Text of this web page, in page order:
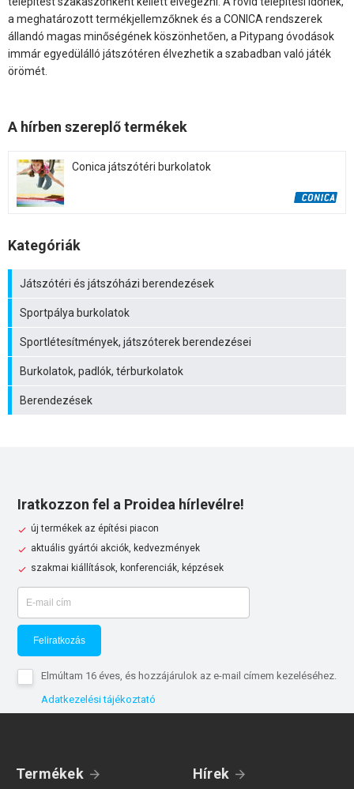
a meghatározott termékjellemzőknek és a CONICA rendszerek
állandó magas minőségének köszönhetően, a Pitypang óvodások
immár egyedülálló játszótéren élvezhetik a szabadban való játék
örömét.
A hírben szereplő termékek
Conica játszótéri burkolatok
Kategóriák
Játszótéri és játszóházi berendezések
Sportpálya burkolatok
Sportlétesítmények, játszóterek berendezései
Burkolatok, padlók, térburkolatok
Berendezések
Iratkozzon fel a Proidea hírlevélre!
új termékek az építési piacon
aktuális gyártói akciók, kedvezmények
szakmai kiállítások, konferenciák, képzések
Feliratkozás
Elmúltam 16 éves, és hozzájárulok az e-mail címem kezeléséhez.
Adatkezelési tájékoztató
Termékek Hírek